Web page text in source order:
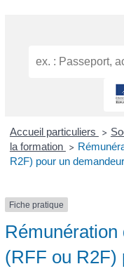
Accueil particuliers >
la formation >
R2F) pour un
Fiche pratique
(RFF ou R2F)